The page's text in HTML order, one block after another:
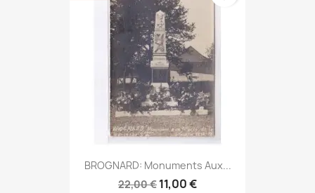
BROGNARD: Monuments Aux...
22,00 € 11,00 €